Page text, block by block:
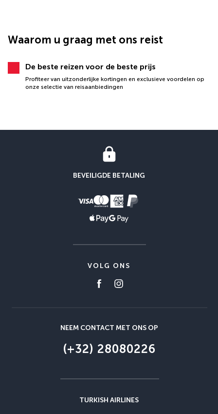
Waarom u graag met ons reist
De beste reizen voor de beste prijs
Profiteer van uitzonderlijke kortingen en exclusieve voordelen op
onze selectie van reisaanbiedingen
BEVEILIGDE BETALING
VOLG ONS
NEEM CONTACT MET ONS OP
(+32) 28080226
TURKISH AIRLINES